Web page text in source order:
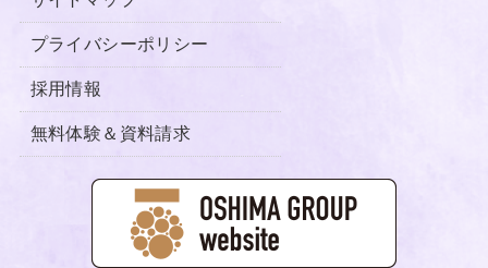
プライバシーポリシー
採用情報
無料体験＆資料請求